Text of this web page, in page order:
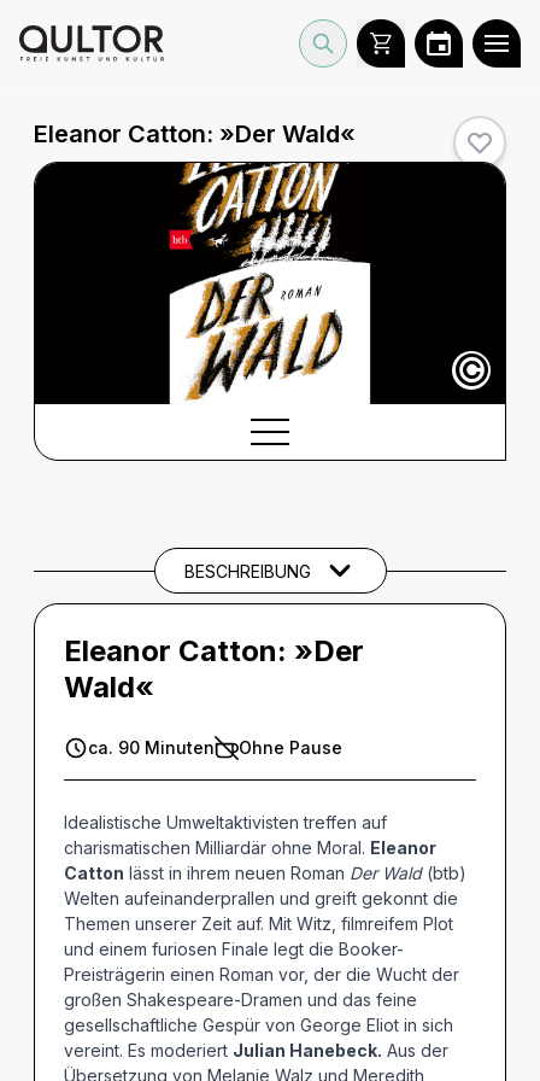
Eleanor Catton: »Der Wald«
©
BARRIEREINFORMATIONEN
BESCHREIBUNG
Eleanor Catton: »Der
Wald«
ca. 90 Minuten Ohne Pause
Idealistische Umweltaktivisten treffen auf
charismatischen Milliardär ohne Moral. Eleanor
Catton lässt in ihrem neuen Roman Der Wald (btb)
Welten aufeinanderprallen und greift gekonnt die
Themen unserer Zeit auf. Mit Witz, filmreifem Plot
und einem furiosen Finale legt die Booker-
Preisträgerin einen Roman vor, der die Wucht der
großen Shakespeare-Dramen und das feine
gesellschaftliche Gespür von George Eliot in sich
vereint. Es moderiert Julian Hanebeck. Aus der
Übersetzung von Melanie Walz und Meredith